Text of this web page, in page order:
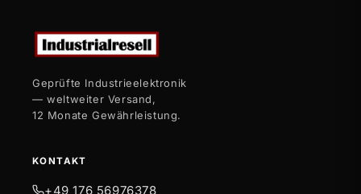
Geprüfte Industrieelektronik
— weltweiter Versand,
12 Monate Gewährleistung.
KONTAKT
+49 176 56976378